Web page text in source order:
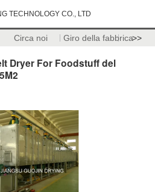
TECHNOLOGY CO., LTD
Circa noi Giro della fabbrica>>
Dryer For Foodstuff del